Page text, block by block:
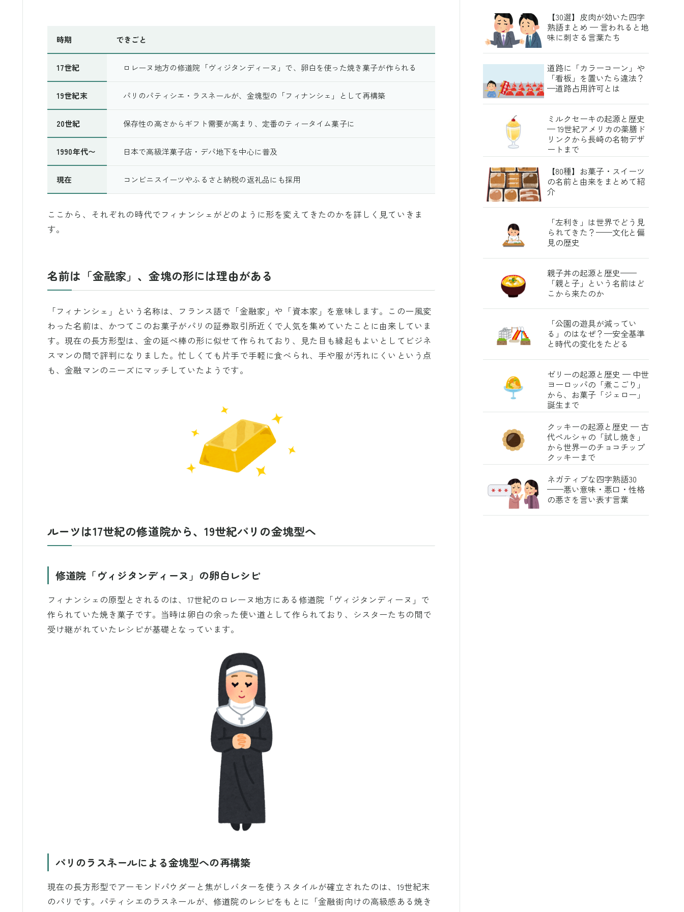
時期 できごと
17世紀 ロレーヌ地方の修道院「ヴィジタンディーヌ」で、卵白を使った焼き菓子が作られる
19世紀末 パリのパティシエ・ラスネールが、金塊型の「フィナンシェ」として再構築
20世紀 保存性の高さからギフト需要が高まり、定番のティータイム菓子に
1990年代〜 日本で高級洋菓子店・デパ地下を中心に普及
現在 コンビニスイーツやふるさと納税の返礼品にも採用
ここから、それぞれの時代でフィナンシェがどのように形を変えてきたのかを詳しく見ていきま
す。
名前は「金融家」、金塊の形には理由がある
「フィナンシェ」という名称は、フランス語で「金融家」や「資本家」を意味します。この一風変
わった名前は、かつてこのお菓子がパリの証券取引所近くで人気を集めていたことに由来していま
す。現在の長方形型は、金の延べ棒の形に似せて作られており、見た目も縁起もよいとしてビジネ
スマンの間で評判になりました。忙しくても片手で手軽に食べられ、手や服が汚れにくいという点
も、金融マンのニーズにマッチしていたようです。
ルーツは17世紀の修道院から、19世紀パリの金塊型へ
修道院「ヴィジタンディーヌ」の卵白レシピ
フィナンシェの原型とされるのは、17世紀のロレーヌ地方にある修道院「ヴィジタンディーヌ」で
作られていた焼き菓子です。当時は卵白の余った使い道として作られており、シスターたちの間で
受け継がれていたレシピが基礎となっています。
パリのラスネールによる金塊型への再構築
現在の長方形型でアーモンドパウダーと焦がしバターを使うスタイルが確立されたのは、19世紀末
のパリです。パティシエのラスネールが、修道院のレシピをもとに「金融街向けの高級感ある焼き
【30選】皮肉が効いた四字
熟語まとめ — 言われると地
味に刺さる言葉たち
道路に「カラーコーン」や
「看板」を置いたら違法？
—道路占用許可とは
ミルクセーキの起源と歴史
— 19世紀アメリカの薬膳ド
リンクから長崎の名物デザ
ートまで
【80種】お菓子・スイーツ
の名前と由来をまとめて紹
介
「左利き」は世界でどう見
られてきた？——文化と偏
見の歴史
親子丼の起源と歴史——
「親と子」という名前はど
こから来たのか
「公園の遊具が減ってい
る」のはなぜ？—安全基準
と時代の変化をたどる
ゼリーの起源と歴史 — 中世
ヨーロッパの「煮こごり」
から、お菓子「ジェロー」
誕生まで
クッキーの起源と歴史 — 古
代ペルシャの「試し焼き」
から世界一のチョコチップ
クッキーまで
ネガティブな四字熟語30
——悪い意味・悪口・性格
の悪さを言い表す言葉